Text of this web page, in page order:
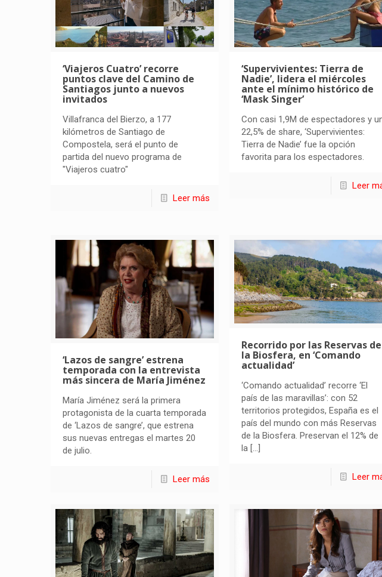
‘Viajeros Cuatro’ recorre
puntos clave del Camino de
Santiagos junto a nuevos
invitados
Villafranca del Bierzo, a 177
kilómetros de Santiago de
Compostela, será el punto de
partida del nuevo programa de
"Viajeros cuatro"
Leer más
‘Supervivientes: Tierra de
Nadie’, lidera el miércoles
ante el mínimo histórico de
‘Mask Singer’
Con casi 1,9M de espectadores y
22,5% de share, ‘Supervivientes:
Tierra de Nadie’ fue la opción
favorita para los espectadores.
Leer
‘Lazos de sangre’ estrena
temporada con la entrevista
más sincera de María Jiménez
María Jiménez será la primera
protagonista de la cuarta temporada
de ‘Lazos de sangre’, que estrena
sus nuevas entregas el martes 20
de julio.
Leer más
Recorrido por las Reservas de
la Biosfera, en ‘Comando
actualidad’
‘Comando actualidad’ recorre ‘El
país de las maravillas’: con 52
territorios protegidos, España es el
país del mundo con más Reservas
de la Biosfera. Preservan el 12% de
la […]
Leer